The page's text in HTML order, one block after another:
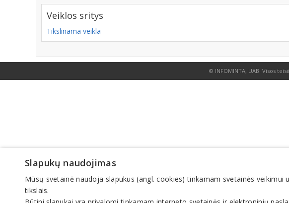
Veiklos sritys
Tikslinama veikla
© INFOMINTA, UAB. Visos
Slapukų naudojimas
Mūsų svetainė naudoja slapukus (angl. cookies) tinkamam svetainės
tikslais.